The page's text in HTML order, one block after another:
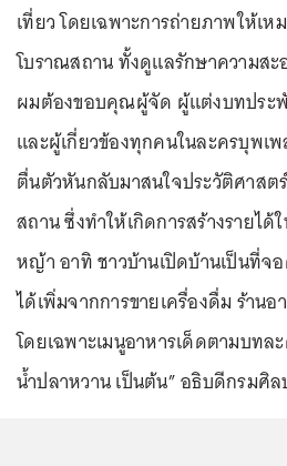
เที่ยว โดยเฉพาะการถ่ายภาพให้เ
โบราณสถาน ทั้งดูแลรักษาความส
ผมต้องขอบคุณผู้จัด ผู้แต่งบทประ
และผู้เกี่ยวข้องทุกคนในละครบุพเ
ตื่นตัวหันกลับมาสนใจประวัติศาสต
สถาน ซึ่งทำให้เกิดการสร้างรายไ
หญ้า อาทิ ชาวบ้านเปิดบ้านเป็นที่จ
ได้เพิ่มจากการขายเครื่องดื่ม ร้าน
โดยเฉพาะเมนูอาหารเด็ดตามบทล
น้ำปลาหวาน เป็นต้น” อธิบดีกรมศิล